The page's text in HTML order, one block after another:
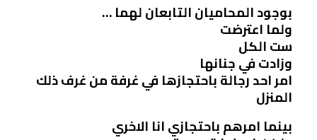
بوجود المحاميان التابعان لهما …
ولما اعترضت
ست الكل
وزادت في جنانها
امر احد رجالة باحتجازها في غرفة من غرف ذلك
المنزل
بينما امرهم باحتجازي انا الاخري